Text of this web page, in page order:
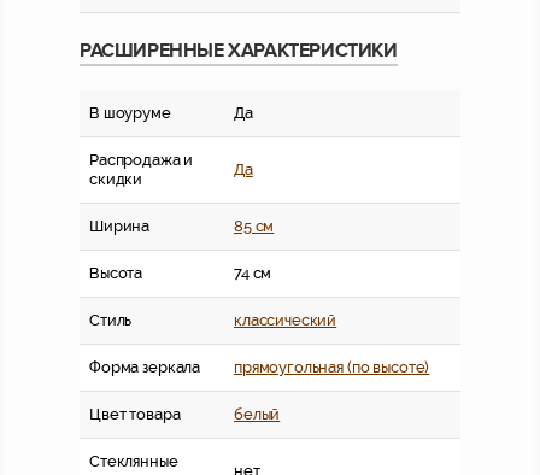
РАСШИРЕННЫЕ ХАРАКТЕРИСТИКИ
В шоуруме Да
Распродажа и
скидки
Да
Ширина 85 см
Высота 74 см
Стиль классический
Форма зеркала прямоугольная (по высоте)
Цвет товара белый
Стеклянные
нет